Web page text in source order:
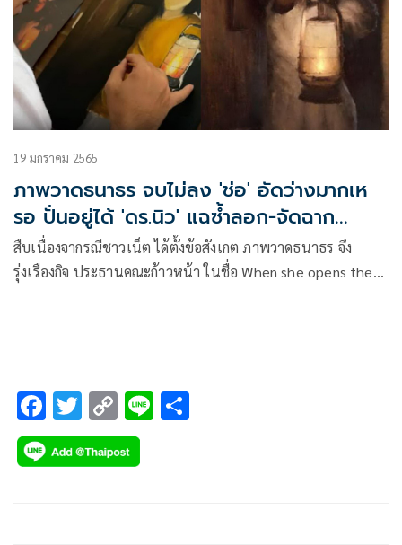
19 มกราคม 2565
ภาพวาดธนาธร จบไม่ลง 'ช่อ' อัดว่างมากเห
รอ ปั่นอยู่ได้ 'ดร.นิว' แฉซ้ำลอก-จัดฉาก
ประมูล
สืบเนื่องจากรณีชาวเน็ต ได้ตั้งข้อสังเกต ภาพวาดธนาธร จึง
รุ่งเรืองกิจ ประธานคณะก้าวหน้า ในชื่อ When she opens the
F
ac
e
T
wi
tt
C
o
p
Li